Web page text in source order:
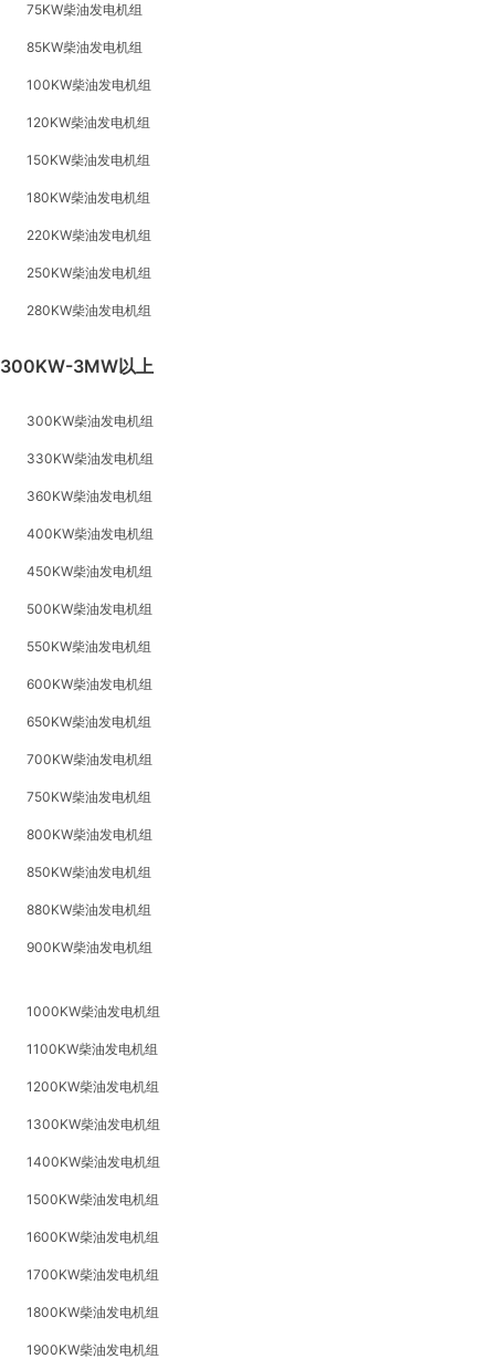
75KW柴油发电机组
85KW柴油发电机组
100KW柴油发电机组
120KW柴油发电机组
150KW柴油发电机组
180KW柴油发电机组
220KW柴油发电机组
250KW柴油发电机组
280KW柴油发电机组
300KW-3MW以上
300KW柴油发电机组
330KW柴油发电机组
360KW柴油发电机组
400KW柴油发电机组
450KW柴油发电机组
500KW柴油发电机组
550KW柴油发电机组
600KW柴油发电机组
650KW柴油发电机组
700KW柴油发电机组
750KW柴油发电机组
800KW柴油发电机组
850KW柴油发电机组
880KW柴油发电机组
900KW柴油发电机组
1000KW柴油发电机组
1100KW柴油发电机组
1200KW柴油发电机组
1300KW柴油发电机组
1400KW柴油发电机组
1500KW柴油发电机组
1600KW柴油发电机组
1700KW柴油发电机组
1800KW柴油发电机组
1900KW柴油发电机组